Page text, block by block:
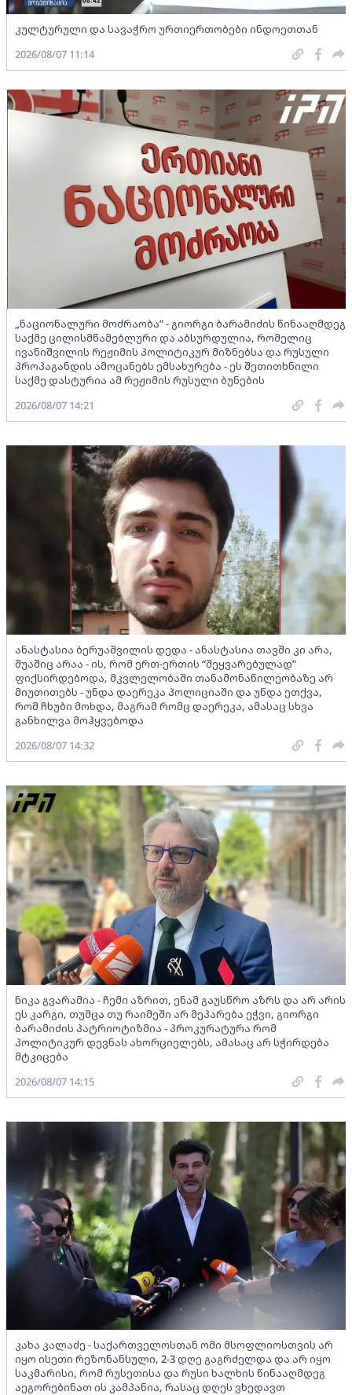
კულტურული და სავაჭრო ურთიერთობები ინდოეთთან
2026/08/07 11:14
„ნაციონალური მოძრაობა” - გიორგი ბარამიძის წინააღმდეგ
საქმე ცილისმწამებლური და აბსურდულია, რომელიც
ივანიშვილის რეჟიმის პოლიტიკურ მიზნებსა და რუსული
პროპაგანდის ამოცანებს ემსახურება - ეს შეთითხნილი
საქმე დასტურია ამ რეჟიმის რუსული ბუნების
2026/08/07 14:21
ანასტასია ბერუაშვილის დედა - ანასტასია თავში კი არა,
შუაშიც არაა - ის, რომ ერთ-ერთის “შეყვარებულად”
ფიქსირდებოდა, მკვლელობაში თანამონაწილეობაზე არ
მიუთითებს - უნდა დაერეკა პოლიციაში და უნდა ეთქვა,
რომ ჩხუბი მოხდა, მაგრამ რომც დაერეკა, ამასაც სხვა
განხილვა მოჰყვებოდა
2026/08/07 14:32
ნიკა გვარამია - ჩემი აზრით, ენამ გაუსწრო აზრს და არ არის
ეს კარგი, თუმცა თუ რაიმეში არ მეპარება ეჭვი, გიორგი
ბარამიძის პატრიოტიზმია - პროკურატურა რომ
პოლიტიკურ დევნას ახორციელებს, ამასაც არ სჭირდება
მტკიცება
2026/08/07 14:15
კახა კალაძე - საქართველოსთან ომი მსოფლიოსთვის არ
იყო ისეთი რეზონანსული, 2-3 დღე გაგრძელდა და არ იყო
საკმარისი, რომ რუსეთისა და რუსი ხალხის წინააღმდეგ
აეგორებინათ ის კამპანია, რასაც დღეს ვხედავთ